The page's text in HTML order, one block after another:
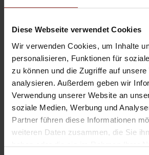
Diese Webseite verwendet Cookies
Wir verwenden Cookies, um Inhalte
personalisieren, Funktionen für
zu können und die Zugriffe auf
analysieren. Außerdem geben wir
Verwendung unserer Website an
soziale Medien, Werbung und
Partner führen diese Informationen
weiteren Daten zusammen, die Sie
haben oder die sie im Rahmen Ihrer